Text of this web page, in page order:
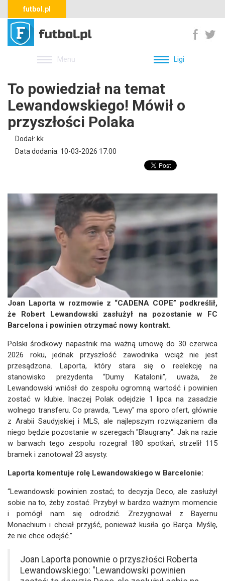
futbol.pl
Menu Ligi
To powiedział na temat
Lewandowskiego! Mówił o
przyszłości Polaka
Dodał: kk
Data dodania: 10-03-2026 17:00
Joan Laporta w rozmowie z “CADENA COPE” podkreślił,
że Robert Lewandowski zasłużył na pozostanie w FC
Barcelona i powinien otrzymać nowy kontrakt.
Polski środkowy napastnik ma ważną umowę do 30 czerwca
2026 roku, jednak przyszłość zawodnika wciąż nie jest
przesądzona. Laporta, który stara się o reelekcję na
stanowisko prezydenta “Dumy Katalonii”, uważa, że
Lewandowski wniósł do zespołu ogromną wartość i powinien
zostać w klubie. Inaczej Polak odejdzie 1 lipca na zasadzie
wolnego transferu. Co prawda, "Lewy" ma sporo ofert, głównie
z Arabii Saudyjskiej i MLS, ale najlepszym rozwiązaniem dla
niego będzie pozostanie w szeregach "Blaugrany". Jak na razie
w barwach tego zespołu rozegrał 180 spotkań, strzelił 115
bramek i zanotował 23 asysty.
Laporta komentuje rolę Lewandowskiego w Barcelonie:
“Lewandowski powinien zostać; to decyzja Deco, ale zasłużył
sobie na to, żeby zostać. Przybył w bardzo ważnym momencie
i pomógł nam się odrodzić. Zrezygnował z Bayernu
Monachium i chciał przyjść, ponieważ kusiła go Barça. Myślę,
że nie chce odejść.”
Joan Laporta ponownie o przyszłości Roberta
Lewandowskiego: "Lewandowski powinien